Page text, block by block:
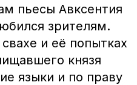
пьесы Авксентия
зрителям.
и её попытках
князя
языки и по праву